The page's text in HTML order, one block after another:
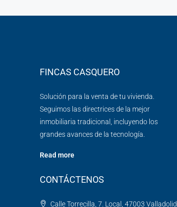
FINCAS CASQUERO
Solución para la venta de tu vivienda.
Seguimos las directrices de la mejor
inmobiliaria tradicional, incluyendo los
grandes avances de la tecnología.
Read more
CONTÁCTENOS
Calle Torrecilla, 7. Local, 47003 Valladolid